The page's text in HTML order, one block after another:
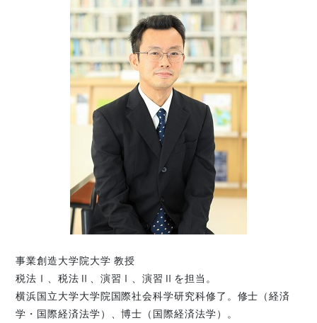
事業創造大学院大学 教授
税法Ⅰ、税法Ⅱ、演習Ⅰ、演習Ⅱを担当。
横浜国立大学大学院国際社会科学研究科修了。修士（経済
学・国際経済法学）、博士（国際経済法学）。